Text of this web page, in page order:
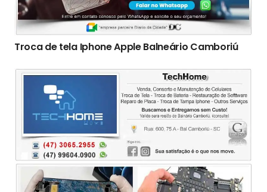
Troca de tela Iphone Apple Balneário Camboriú